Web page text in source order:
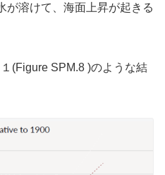
が溶けて、海面上昇が起きる
(Figure SPM.8 )のような結